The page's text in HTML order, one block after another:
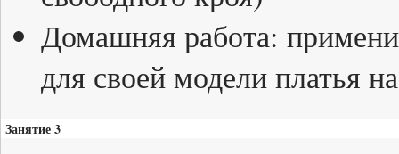
Домашняя работа:
для своей модели платья
Занятие 3